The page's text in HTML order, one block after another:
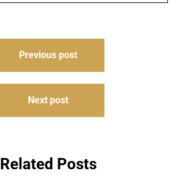
Previous post
Next post
Related Posts